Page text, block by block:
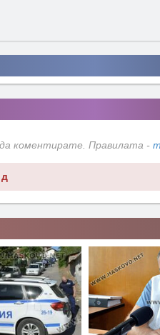
коментирате. Правилата -